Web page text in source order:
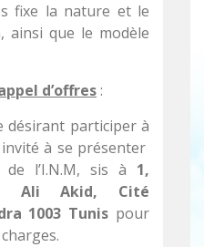
fixe la nature et le
ainsi que le modèle
d’offres:
désirant participer à
à se présenter
l’I.N.M, sis à 1,
Ali Akid, Cité
1003 Tunis pour